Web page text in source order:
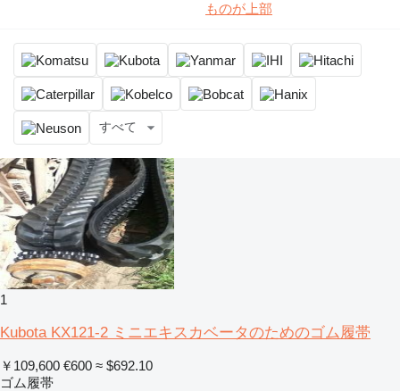
ものが上部
すべて
1
Kubota KX121-2 ミニエキスカベータのためのゴム履帯
￥109,600 €600 ≈ $692.10
ゴム履帯